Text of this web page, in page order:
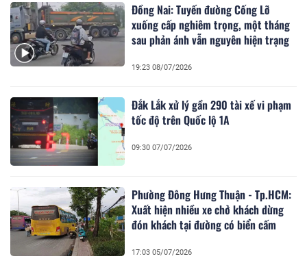
Đồng Nai: Tuyến đường Cống Lỡ
xuống cấp nghiêm trọng, một tháng
sau phản ánh vẫn nguyên hiện trạng
19:23 08/07/2026
Đắk Lắk xử lý gần 290 tài xế vi phạm
tốc độ trên Quốc lộ 1A
09:30 07/07/2026
Phường Đông Hưng Thuận - Tp.HCM:
Xuất hiện nhiều xe chở khách dừng
đón khách tại đường có biển cấm
17:03 05/07/2026